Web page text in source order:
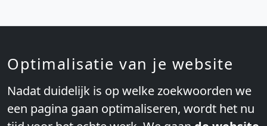
Optimalisatie van je website
Nadat duidelijk is op welke zoekwoorden we
een pagina gaan optimaliseren, wordt het nu